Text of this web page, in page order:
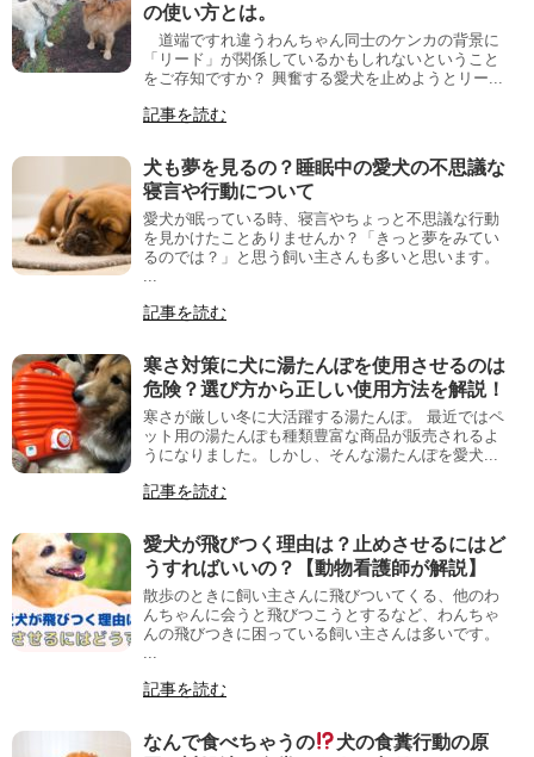
の使い方とは。
道端ですれ違うわんちゃん同士のケンカの背景に
「リード」が関係しているかもしれないということ
をご存知ですか？ 興奮する愛犬を止めようとリー...
記事を読む
犬も夢を見るの？睡眠中の愛犬の不思議な
寝言や行動について
愛犬が眠っている時、寝言やちょっと不思議な行動
を見かけたことありませんか？「きっと夢をみてい
るのでは？」と思う飼い主さんも多いと思います。
記事を読む
寒さ対策に犬に湯たんぽを使用させるのは
危険？選び方から正しい使用方法を解説！
寒さが厳しい冬に大活躍する湯たんぽ。 最近ではペ
ット用の湯たんぽも種類豊富な商品が販売されるよ
うになりました。しかし、そんな湯たんぽを愛犬...
記事を読む
愛犬が飛びつく理由は？止めさせるにはど
うすればいいの？【動物看護師が解説】
散歩のときに飼い主さんに飛びついてくる、他のわ
んちゃんに会うと飛びつこうとするなど、わんちゃ
んの飛びつきに困っている飼い主さんは多いです。
記事を読む
なんで食べちゃうの
犬の食糞行動の原